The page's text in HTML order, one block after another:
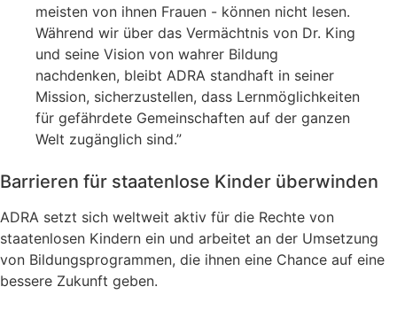
meisten von ihnen Frauen - können nicht lesen.
Während wir über das Vermächtnis von Dr. King
und seine Vision von wahrer Bildung
nachdenken, bleibt ADRA standhaft in seiner
Mission, sicherzustellen, dass Lernmöglichkeiten
für gefährdete Gemeinschaften auf der ganzen
Welt zugänglich sind.”
Barrieren für staatenlose Kinder überwinden
ADRA setzt sich weltweit aktiv für die Rechte von
staatenlosen Kindern ein und arbeitet an der Umsetzung
von Bildungsprogrammen, die ihnen eine Chance auf eine
bessere Zukunft geben.